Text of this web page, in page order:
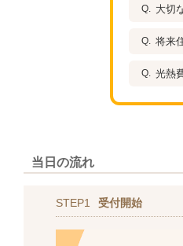
大切
将来
光熱
当日の流れ
STEP1 受付開始